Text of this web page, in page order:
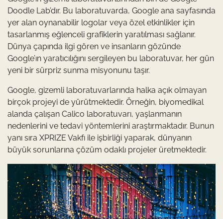
Doodle Lab’dır. Bu laboratuvarda, Google ana sayfasında
yer alan oynanabilir logolar veya özel etkinlikler için
tasarlanmış eğlenceli grafiklerin yaratılması sağlanır.
Dünya çapında ilgi gören ve insanların gözünde
Google’ın yaratıcılığını sergileyen bu laboratuvar, her gün
yeni bir sürpriz sunma misyonunu taşır.
Google, gizemli laboratuvarlarında halka açık olmayan
birçok projeyi de yürütmektedir. Örneğin, biyomedikal
alanda çalışan Calico laboratuvarı, yaşlanmanın
nedenlerini ve tedavi yöntemlerini araştırmaktadır. Bunun
yanı sıra XPRIZE Vakfı ile işbirliği yaparak, dünyanın
büyük sorunlarına çözüm odaklı projeler üretmektedir.